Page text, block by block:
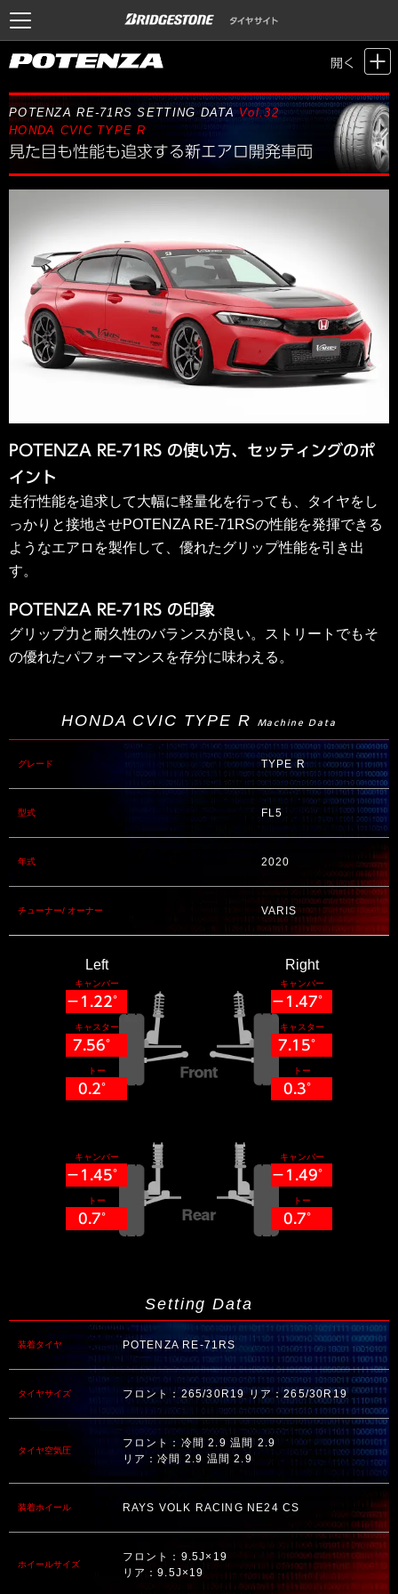
開く
Motor Sports / Time Attack > POTENZA SETTING DATA
> Vol.32 HONDA
POTENZA RE-71RS SETTING DATAVol.32
HONDA CVIC TYPE R
見た目も性能も追求する新エアロ開発車両
POTENZA RE-71RS の使い方、セッティングのポ
イント
走行性能を追求して大幅に軽量化を行っても、タイヤをし
っかりと接地させPOTENZA RE-71RSの性能を発揮できる
ようなエアロを製作して、優れたグリップ性能を引き出
す。
POTENZA RE-71RS の印象
グリップ力と耐久性のバランスが良い。ストリートでもそ
の優れたパフォーマンスを存分に味わえる。
HONDA CVIC TYPE R Machine Data
グレード TYPE R
型式 FL5
年式 2020
チューナー/ オーナー VARIS
Left
キャンバー
−1.22°
キャスター
7.56°
トー
0.2°
キャンバー
−1.45°
トー
0.7°
Right
キャンバー
−1.47°
キャスター
7.15°
トー
0.3°
キャンバー
−1.49°
トー
0.7°
Setting Data
装着タイヤ POTENZA RE-71RS
タイヤサイズ フロント：265/30R19 リア：265/30R19
タイヤ空気圧
フロント：冷間 2.9 温間 2.9
リア：冷間 2.9 温間 2.9
装着ホイール RAYS VOLK RACING NE24 CS
ホイールサイズ
フロント：9.5J×19
リア：9.5J×19